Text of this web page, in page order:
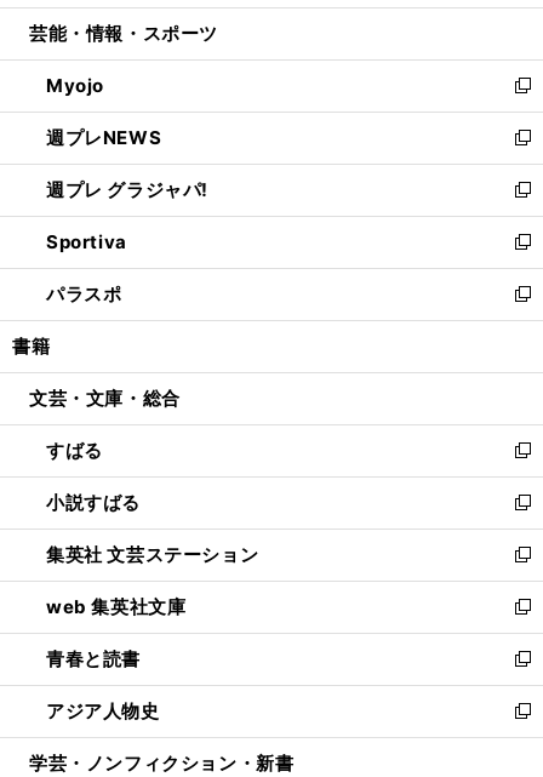
開
ウ
開
く
ン
ウ
で
開
く
ウ
ン
ド
ウ
で
開
く
し
ウ
ィ
ン
ド
ウ
で
開
く
芸能・情報・スポーツ
Myojo
新
し
い
ウ
ィ
ン
ド
ウ
で
開
週プレNEWS
新
し
い
ウ
ィ
ン
ド
ウ
開
週プレ グラジャパ!
新
し
い
ウ
ィ
ン
ウ
開
く
Sportiva
新
し
い
ウ
ン
ウ
で
開
く
パラスポ
新
し
ウ
ン
ド
ウ
で
開
く
書籍
文芸・文庫・総合
すばる
新
し
い
ウ
ィ
ン
ド
ウ
で
開
く
小説すばる
新
し
い
ウ
ィ
ン
ド
ウ
で
開
集英社 文芸ステーション
新
し
い
ウ
ィ
ン
ド
ウ
web 集英社文庫
新
し
い
ウ
ィ
ン
青春と読書
新
し
い
ウ
アジア人物史
新
し
学芸・ノンフィクション・新書